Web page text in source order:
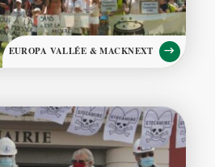
EUROPA VALLÉE & MACKNEXT